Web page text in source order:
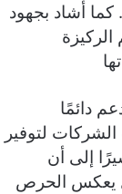
كما أشاد بجهود
دائمًا
لتوفير
إلى أن
يعكس الحرص